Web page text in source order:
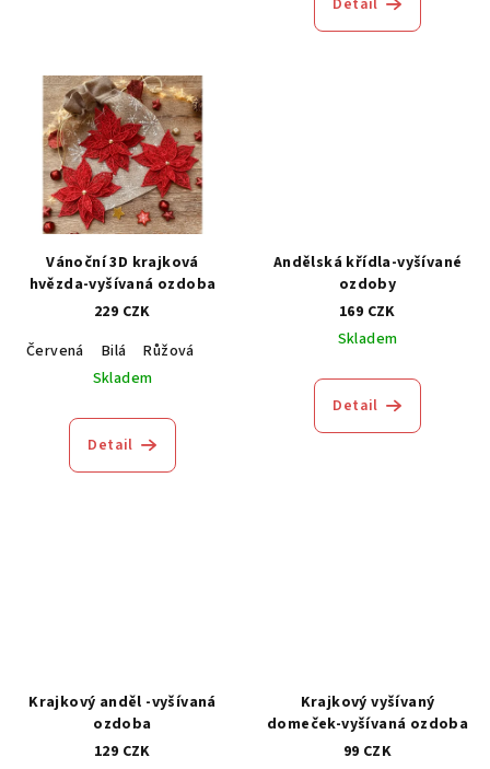
Detail
Vánoční 3D krajková
hvězda-vyšívaná ozdoba
229 CZK
Červená
Bilá
Růžová
Skladem
Detail
Andělská křídla-vyšívané
ozdoby
169 CZK
Skladem
Detail
Krajkový anděl -vyšívaná
ozdoba
129 CZK
Krajkový vyšívaný
domeček-vyšívaná ozdoba
99 CZK